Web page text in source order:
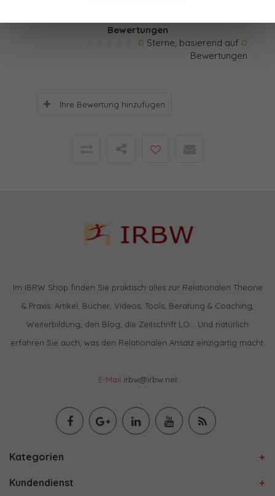
Bewertungen
0 Sterne, basierend auf 0
Bewertungen
Ihre Bewertung hinzufügen
Im IBRW Shop finden Sie praktisch alles zur Relationalen Theorie
& Praxis: Artikel, Bücher, Videos, Tools, Beratung & Coaching,
Weiterbildung, den Blog, die Zeitschrift LO… Und natürlich
erfahren Sie auch, was den Relationalen Ansatz einzigartig macht.
E-Mail irbw@irbw.net
Kategorien
Kundendienst